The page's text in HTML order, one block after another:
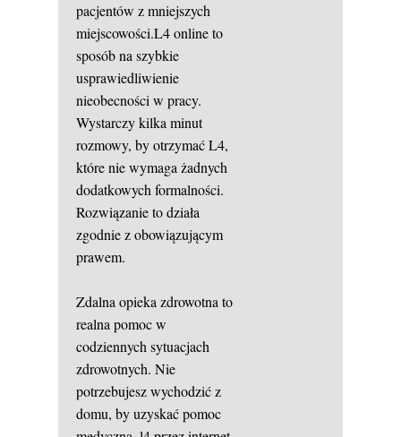
pacjentów z mniejszych
miejscowości.L4 online to
sposób na szybkie
usprawiedliwienie
nieobecności w pracy.
Wystarczy kilka minut
rozmowy, by otrzymać L4,
które nie wymaga żadnych
dodatkowych formalności.
Rozwiązanie to działa
zgodnie z obowiązującym
prawem.
Zdalna opieka zdrowotna to
realna pomoc w
codziennych sytuacjach
zdrowotnych. Nie
potrzebujesz wychodzić z
domu, by uzyskać pomoc